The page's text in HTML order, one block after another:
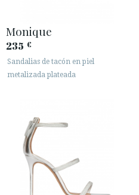
Monique
235 €
Sandalias de tacón en piel
metalizada plateada